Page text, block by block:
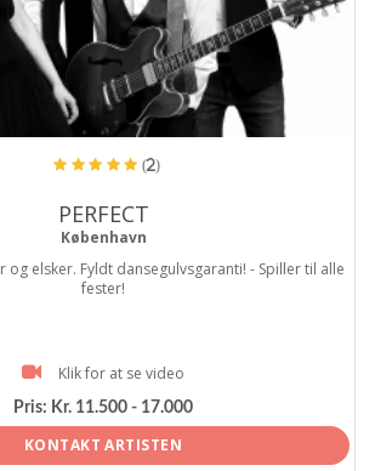
(2)
PERFECT
København
og elsker. Fyldt dansegulvsgaranti! - Spiller til alle
fester!
Klik for at se video
Pris: Kr. 11.500 - 17.000
KONTAKT ARTISTEN